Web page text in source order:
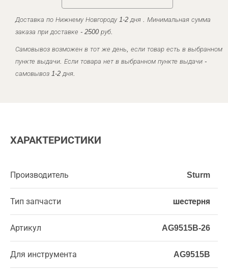
Доставка по Нижнему Новгороду 1-2 дня . Минимальная сумма
заказа при доставке - 2500 руб.
Самовывоз возможен в тот же день, если товар есть в выбранном
пункте выдачи. Если товара нет в выбранном пункте выдачи -
самовывоз 1-2 дня.
ХАРАКТЕРИСТИКИ
Производитель Sturm
Тип запчасти шестерня
Артикул AG9515B-26
Для инструмента AG9515B